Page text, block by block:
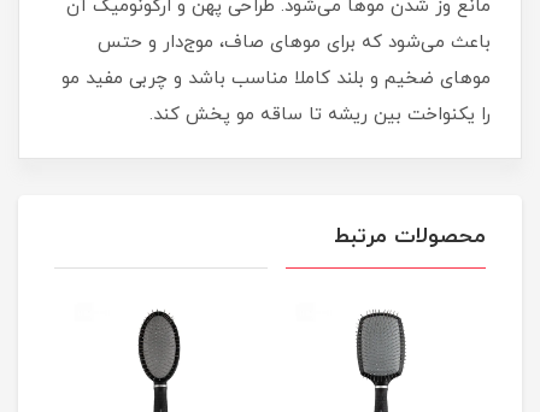
مانع وز شدن موها می‌شود. طراحی پهن و ارگونومیک آن
باعث می‌شود که برای موهای صاف، موج‌دار و حتس
موهای ضخیم و بلند کاملا مناسب باشد و چربی مفید مو
را یکنواخت بین ریشه تا ساقه مو پخش کند.
محصولات مرتبط